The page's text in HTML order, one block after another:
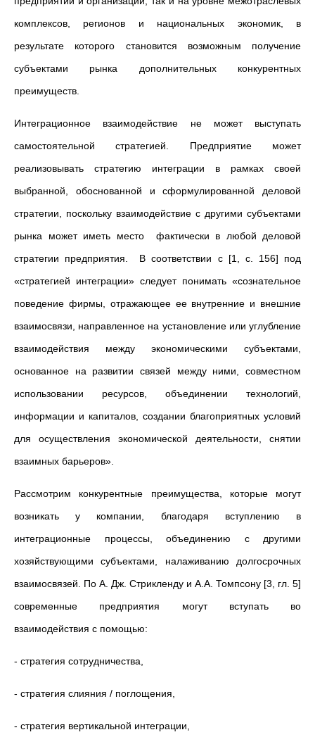
комплексов, регионов и национальных экономик, в
результате которого становится возможным получение
субъектами рынка дополнительных конкурентных
преимуществ.
Интеграционное взаимодействие не может выступать
самостоятельной стратегией. Предприятие может
реализовывать стратегию интеграции в рамках своей
выбранной, обоснованной и сформулированной деловой
стратегии, поскольку взаимодействие с другими субъектами
рынка может иметь место фактически в любой деловой
стратегии предприятия. В соответствии с [1, с. 156] под
«стратегией интеграции» следует понимать «сознательное
поведение фирмы, отражающее ее внутренние и внешние
взаимосвязи, направленное на установление или углубление
взаимодействия между экономическими субъектами,
основанное на развитии связей между ними, совместном
использовании ресурсов, объединении технологий,
информации и капиталов, создании благоприятных условий
для осуществления экономической деятельности, снятии
взаимных барьеров».
Рассмотрим конкурентные преимущества, которые могут
возникать у компании, благодаря вступлению в
интеграционные процессы, объединению с другими
хозяйствующими субъектами, налаживанию долгосрочных
взаимосвязей. По А. Дж. Стрикленду и А.А. Томпсону [3, гл. 5]
современные предприятия могут вступать во
взаимодействия с помощью:
- стратегия сотрудничества,
- стратегия слияния / поглощения,
- стратегия вертикальной интеграции,